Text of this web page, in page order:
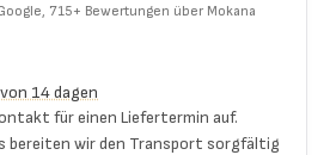
715+ Bewertungen über Mokana
14 dagen
für einen Liefertermin auf.
bereiten wir den Transport sorgfältig